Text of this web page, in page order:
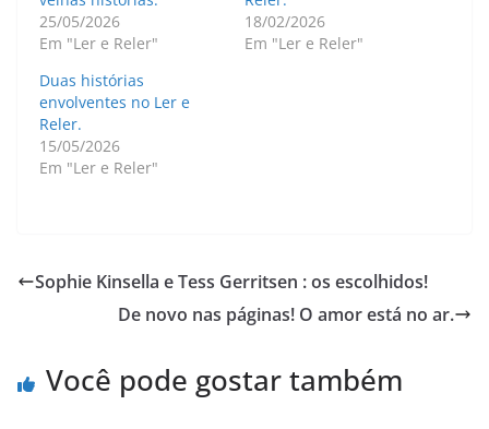
25/05/2026
Em "Ler e Reler"
18/02/2026
Em "Ler e Reler"
Duas histórias
envolventes no Ler e
Reler.
15/05/2026
Em "Ler e Reler"
Sophie Kinsella e Tess Gerritsen : os escolhidos!
De novo nas páginas! O amor está no ar.
Você pode gostar também